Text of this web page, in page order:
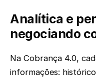
Analítica e
negociando
Na Cobrança 4.0,
informações: